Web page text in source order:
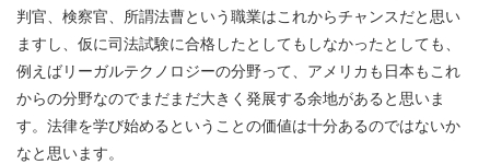
判官、検察官、所謂法曹という職業はこれからチャンスだと思い
ますし、仮に司法試験に合格したとしてもしなかったとしても、
例えばリーガルテクノロジーの分野って、アメリカも日本もこれ
からの分野なのでまだまだ大きく発展する余地があると思いま
す。法律を学び始めるということの価値は十分あるのではないか
なと思います。